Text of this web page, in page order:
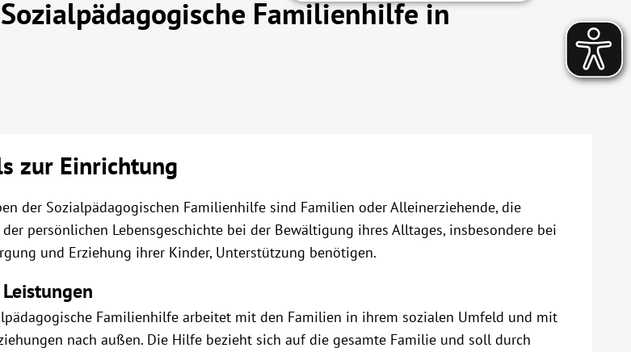
Familienhilfe in
zur Einrichtung
der Sozialpädagogischen Familienhilfe sind Familien oder Alleinerziehende, die
persönlichen Lebensgeschichte bei der Bewältigung ihres Alltages, insbesondere bei
und Erziehung ihrer Kinder, Unterstützung benötigen.
Familienhilfe arbeitet mit den Familien in ihrem sozialen Umfeld und mit
nach außen. Die Hilfe bezieht sich auf die gesamte Familie und soll durch